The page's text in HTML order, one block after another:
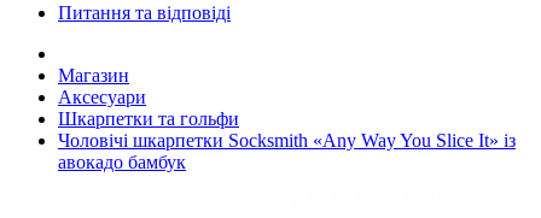
Питання та відповіді
Магазин
Аксесуари
Шкарпетки та гольфи
Чоловічі шкарпетки Socksmith «Any Way You Slice It» із
авокадо бамбук